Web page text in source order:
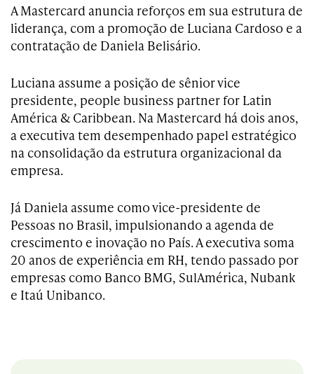
A Mastercard anuncia reforços em sua estrutura de
liderança, com a promoção de Luciana Cardoso e a
contratação de Daniela Belisário.
Luciana assume a posição de sênior vice
presidente, people business partner for Latin
América & Caribbean. Na Mastercard há dois anos,
a executiva tem desempenhado papel estratégico
na consolidação da estrutura organizacional da
empresa.
Já Daniela assume como vice-presidente de
Pessoas no Brasil, impulsionando a agenda de
crescimento e inovação no País. A executiva soma
20 anos de experiência em RH, tendo passado por
empresas como Banco BMG, SulAmérica, Nubank
e Itaú Unibanco.